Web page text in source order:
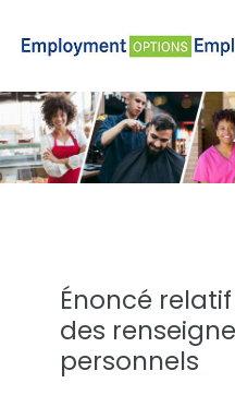
Énoncé
des
personnels